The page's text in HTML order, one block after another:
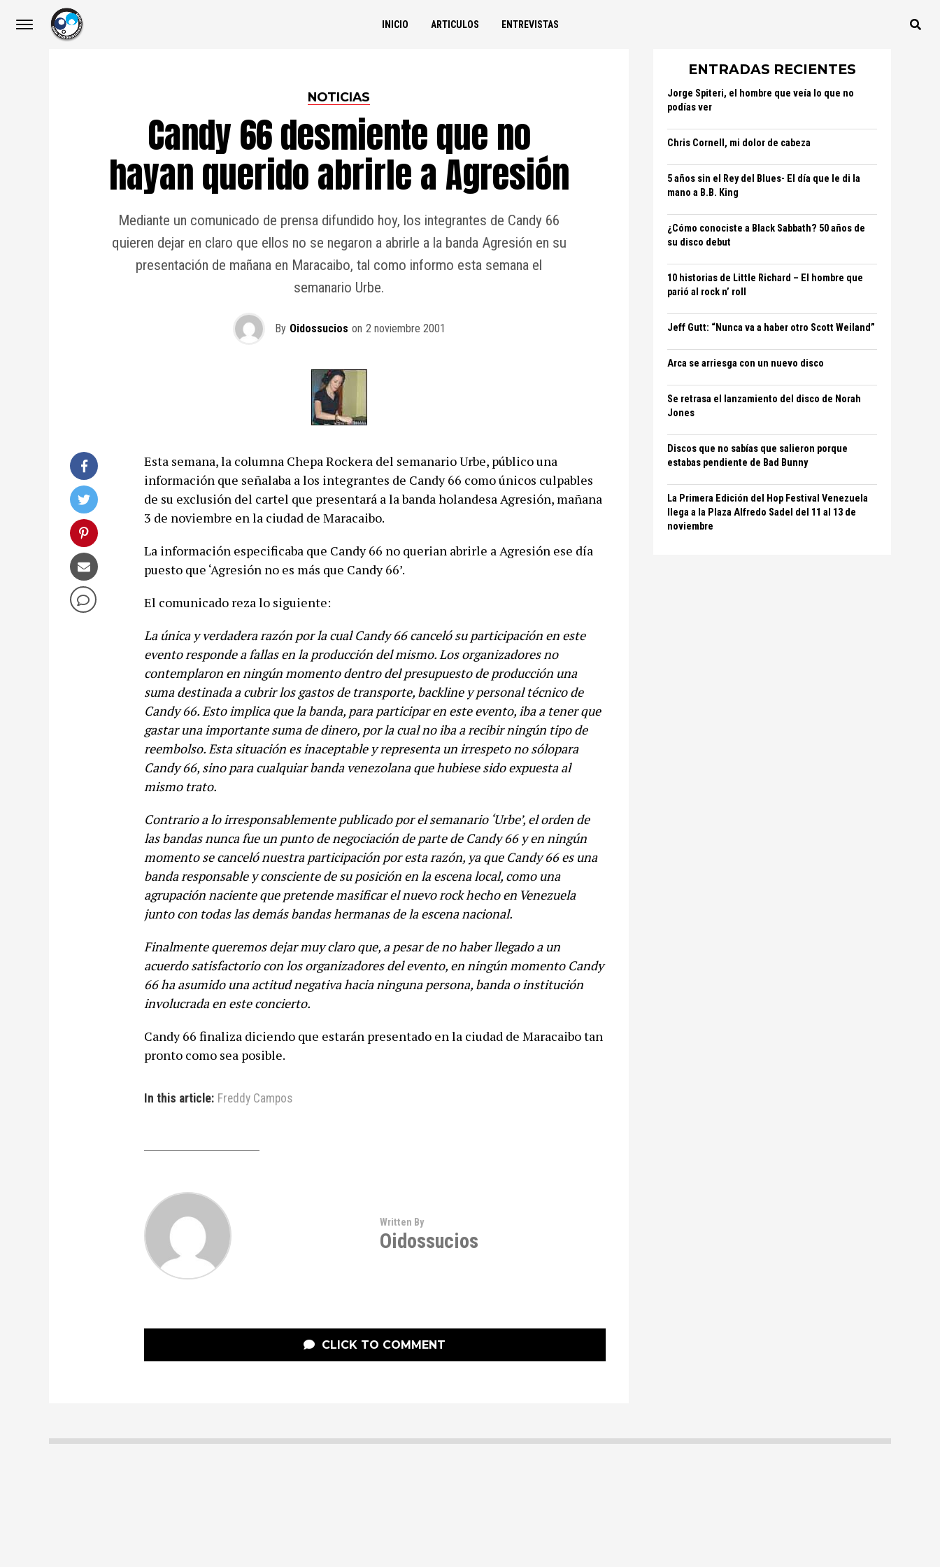
INICIO ARTICULOS ENTREVISTAS
NOTICIAS
Candy 66 desmiente que no
hayan querido abrirle a Agresión
Mediante un comunicado de prensa difundido hoy, los integrantes de Candy 66
quieren dejar en claro que ellos no se negaron a abrirle a la banda Agresión en su
presentación de mañana en Maracaibo, tal como informo esta semana el
semanario Urbe.
By Oidossucios on 2 noviembre 2001
Esta semana, la columna Chepa Rockera del semanario Urbe, público una
información que señalaba a los integrantes de Candy 66 como únicos culpables
de su exclusión del cartel que presentará a la banda holandesa Agresión, mañana
3 de noviembre en la ciudad de Maracaibo.
La información especificaba que Candy 66 no querian abrirle a Agresión ese día
puesto que ‘Agresión no es más que Candy 66’.
El comunicado reza lo siguiente:
La única y verdadera razón por la cual Candy 66 canceló su participación en este
evento responde a fallas en la producción del mismo. Los organizadores no
contemplaron en ningún momento dentro del presupuesto de producción una
suma destinada a cubrir los gastos de transporte, backline y personal técnico de
Candy 66. Esto implica que la banda, para participar en este evento, iba a tener que
gastar una importante suma de dinero, por la cual no iba a recibir ningún tipo de
reembolso. Esta situación es inaceptable y representa un irrespeto no sólopara
Candy 66, sino para cualquiar banda venezolana que hubiese sido expuesta al
mismo trato.
Contrario a lo irresponsablemente publicado por el semanario ‘Urbe’, el orden de
las bandas nunca fue un punto de negociación de parte de Candy 66 y en ningún
momento se canceló nuestra participación por esta razón, ya que Candy 66 es una
banda responsable y consciente de su posición en la escena local, como una
agrupación naciente que pretende masificar el nuevo rock hecho en Venezuela
junto con todas las demás bandas hermanas de la escena nacional.
Finalmente queremos dejar muy claro que, a pesar de no haber llegado a un
acuerdo satisfactorio con los organizadores del evento, en ningún momento Candy
66 ha asumido una actitud negativa hacia ninguna persona, banda o institución
involucrada en este concierto.
Candy 66 finaliza diciendo que estarán presentado en la ciudad de Maracaibo tan
pronto como sea posible.
In this article: Freddy Campos
Written By
Oidossucios
CLICK TO COMMENT
ENTRADAS RECIENTES
Jorge Spiteri, el hombre que veía lo que no
podías ver
Chris Cornell, mi dolor de cabeza
5 años sin el Rey del Blues- El día que le di la
mano a B.B. King
¿Cómo conociste a Black Sabbath? 50 años de
su disco debut
10 historias de Little Richard – El hombre que
parió al rock n’ roll
Jeff Gutt: “Nunca va a haber otro Scott Weiland”
Arca se arriesga con un nuevo disco
Se retrasa el lanzamiento del disco de Norah
Jones
Discos que no sabías que salieron porque
estabas pendiente de Bad Bunny
La Primera Edición del Hop Festival Venezuela
llega a la Plaza Alfredo Sadel del 11 al 13 de
noviembre